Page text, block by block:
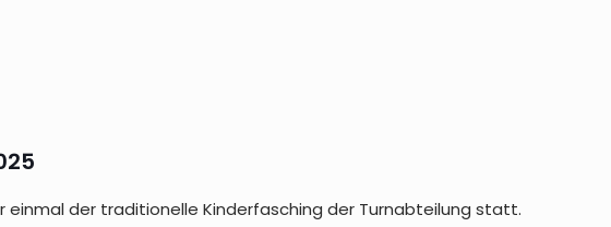
einmal der traditionelle Kinderfasching der Turnabteilung statt.